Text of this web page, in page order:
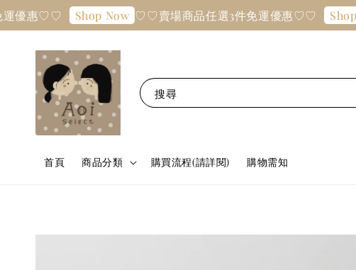
優惠♡♡ Shop Now ♡♡賣場商品任選3件免運優惠♡♡ Shop
搜尋
首頁 商品分類 購買流程(請詳閱) 購物需知